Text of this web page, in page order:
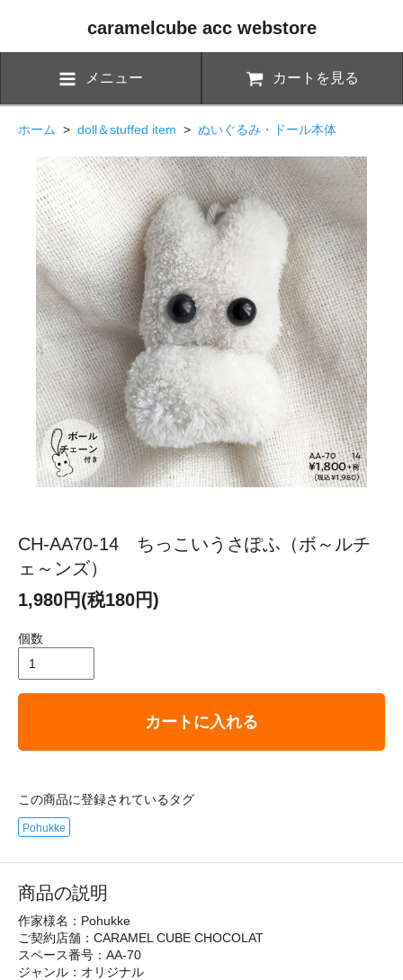
caramelcube acc webstore
メニュー カートを見る
ホーム > doll＆stuffed item > ぬいぐるみ・ドール本体
CH-AA70-14 ちっこいうさぽふ（ボ～ルチ
ェ～ンズ）
1,980円(税180円)
個数
カートに入れる
この商品に登録されているタグ
Pohukke
商品の説明
作家様名：Pohukke
ご契約店舗：CARAMEL CUBE CHOCOLAT
スペース番号：AA-70
ジャンル：オリジナル